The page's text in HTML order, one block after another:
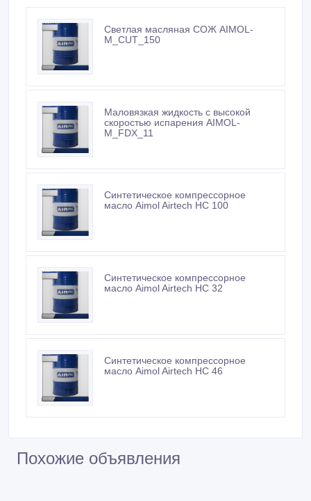
Светлая масляная СОЖ AIMOL-
M_CUT_150
Маловязкая жидкость с высокой
скоростью испарения AIMOL-
M_FDX_11
Синтетическое компрессорное
масло Aimol Airtech HC 100
Синтетическое компрессорное
масло Aimol Airtech HC 32
Синтетическое компрессорное
масло Aimol Airtech HC 46
Похожие объявления